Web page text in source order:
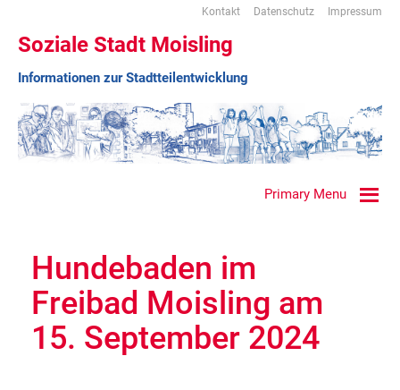
Kontakt Datenschutz Impressum
Soziale Stadt Moisling
Informationen zur Stadtteilentwicklung
Primary Menu
Hundebaden im
Freibad Moisling am
15. September 2024